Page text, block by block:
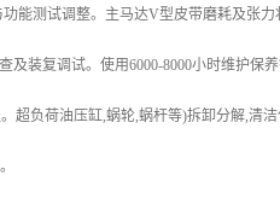
能测试调整。主马达V型皮带磨耗及张力
装复调试。使用6000-8000小时维护保
超负荷油压缸,蜗轮,蜗杆等)拆卸分解,清